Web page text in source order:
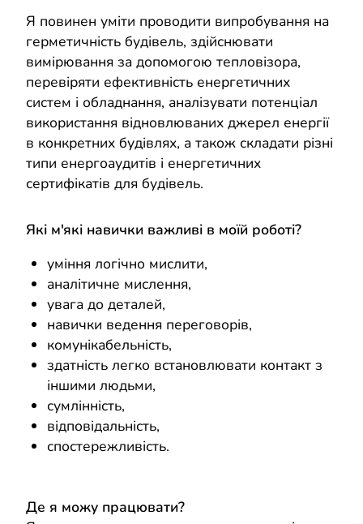
Я повинен уміти проводити випробування на
герметичність будівель, здійснювати
вимірювання за допомогою тепловізора,
перевіряти ефективність енергетичних
систем і обладнання, аналізувати потенціал
використання відновлюваних джерел енергії
в конкретних будівлях, а також складати різні
типи енергоаудитів і енергетичних
сертифікатів для будівель.
Які м'які навички важливі в моїй роботі?
уміння логічно мислити,
аналітичне мислення,
увага до деталей,
навички ведення переговорів,
комунікабельність,
здатність легко встановлювати контакт з
іншими людьми,
сумлінність,
відповідальність,
спостережливість.
Де я можу працювати?